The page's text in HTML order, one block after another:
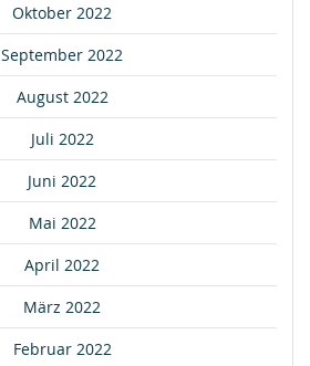
Oktober 2022
September 2022
August 2022
Juli 2022
Juni 2022
Mai 2022
April 2022
März 2022
Februar 2022